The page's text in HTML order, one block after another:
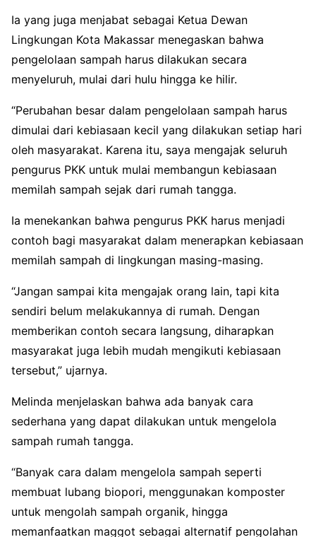
Ia yang juga menjabat sebagai Ketua Dewan
Lingkungan Kota Makassar menegaskan bahwa
pengelolaan sampah harus dilakukan secara
menyeluruh, mulai dari hulu hingga ke hilir.
“Perubahan besar dalam pengelolaan sampah harus
dimulai dari kebiasaan kecil yang dilakukan setiap hari
oleh masyarakat. Karena itu, saya mengajak seluruh
pengurus PKK untuk mulai membangun kebiasaan
memilah sampah sejak dari rumah tangga.
Ia menekankan bahwa pengurus PKK harus menjadi
contoh bagi masyarakat dalam menerapkan kebiasaan
memilah sampah di lingkungan masing-masing.
“Jangan sampai kita mengajak orang lain, tapi kita
sendiri belum melakukannya di rumah. Dengan
memberikan contoh secara langsung, diharapkan
masyarakat juga lebih mudah mengikuti kebiasaan
tersebut,” ujarnya.
Melinda menjelaskan bahwa ada banyak cara
sederhana yang dapat dilakukan untuk mengelola
sampah rumah tangga.
“Banyak cara dalam mengelola sampah seperti
membuat lubang biopori, menggunakan komposter
untuk mengolah sampah organik, hingga
memanfaatkan maggot sebagai alternatif pengolahan